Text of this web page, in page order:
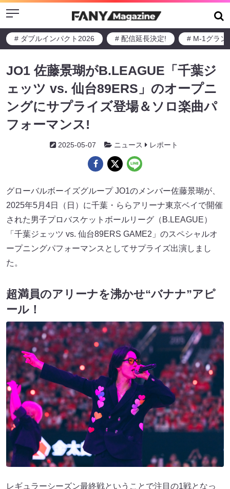
Menu
# ダブルインパクト2026 # 配信延長決定! # M-1グラン
JO1 佐藤景瑚がB.LEAGUE「千葉ジ
ェッツ vs. 仙台89ERS」のオープニ
ングにサプライズ登場＆ソロ楽曲パ
フォーマンス!
2025-05-07 ニュース レポート
グローバルボーイズグループ JO1のメンバー佐藤景瑚が、
2025年5月4日（日）に千葉・ららアリーナ東京ベイで開催
された男子プロバスケットボールリーグ（B.LEAGUE）
「千葉ジェッツ vs. 仙台89ERS GAME2」のスペシャルオ
ープニングパフォーマンスとしてサプライズ出演しまし
た。
超満員のアリーナを沸かせ“バナナ”アピ
ール！
レギュラーシーズン最終戦ということで注目の1戦となっ